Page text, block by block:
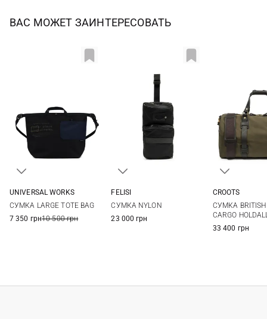
ВАС МОЖЕТ ЗАИНТЕРЕСОВАТЬ
UNIVERSAL WORKS
СУМКА LARGE TOTE BAG
7 350 грн10 500 грн
FELISI
СУМКА NYLON
23 000 грн
CROOTS
СУМКА BRITISH
CARGO
33 400 грн